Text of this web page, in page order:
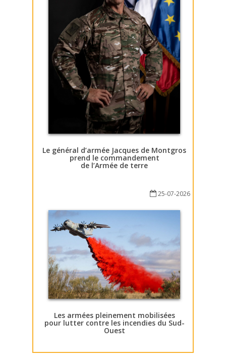
Le général d’armée Jacques de Montgros
prend le commandement
de l’Armée de terre
25-07-2026
Les armées pleinement mobilisées
pour lutter contre les incendies du Sud-
Ouest